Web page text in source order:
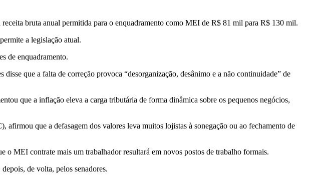
bruta anual permitida para o enquadramento como MEI de R$ 81 mil para R$ 130 mil.
a legislação atual.
de enquadramento.
que a falta de correção provoca “desorganização, desânimo e a não continuidade” de
que a inflação eleva a carga tributária de forma dinâmica sobre os pequenos negócios,
que a defasagem dos valores leva muitos lojistas à sonegação ou ao fechamento de
MEI contrate mais um trabalhador resultará em novos postos de trabalho formais.
de volta, pelos senadores.